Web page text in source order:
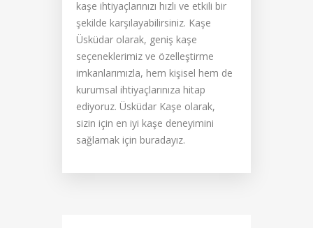
kaşe ihtiyaçlarınızı hızlı ve etkili bir
şekilde karşılayabilirsiniz. Kaşe
Üsküdar olarak, geniş kaşe
seçeneklerimiz ve özelleştirme
imkanlarımızla, hem kişisel hem de
kurumsal ihtiyaçlarınıza hitap
ediyoruz. Üsküdar Kaşe olarak,
sizin için en iyi kaşe deneyimini
sağlamak için buradayız.